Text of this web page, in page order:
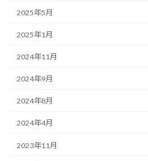
2025年5月
2025年1月
2024年11月
2024年9月
2024年8月
2024年4月
2023年11月